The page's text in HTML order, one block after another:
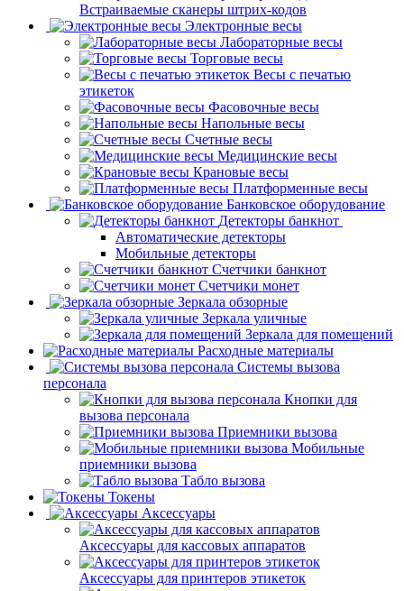
Встраиваемые сканеры штрих-кодов
Электронные весы
Лабораторные весы
Торговые весы
Весы с печатью
этикеток
Фасовочные весы
Напольные весы
Счетные весы
Медицинские весы
Крановые весы
Платформенные весы
Банковское оборудование
Детекторы банкнот
Автоматические детекторы
Мобильные детекторы
Счетчики банкнот
Счетчики монет
Зеркала обзорные
Зеркала уличные
Зеркала для помещений
Расходные материалы
Системы вызова
персонала
Кнопки для
вызова персонала
Приемники вызова
Мобильные
приемники вызова
Табло вызова
Токены
Аксессуары
Аксессуары для кассовых аппаратов
Аксессуары для принтеров этикеток